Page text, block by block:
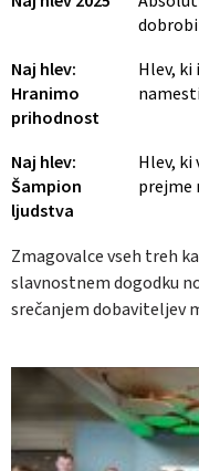
Naj hlev:
Hranimo
prihodnost
Hlev,
Naj hlev:
Šampion
ljudstva
Hlev, ki
prejme
Zmagovalce vseh treh
slavnostnem dogodku
srečanjem dobaviteljev